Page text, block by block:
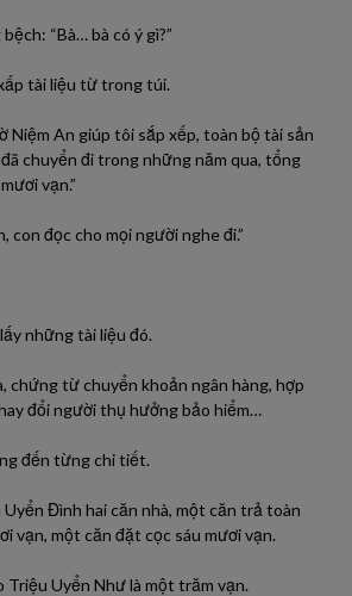
“Bà… bà có ý gì?”
tài liệu từ trong túi.
Niệm An giúp tôi sắp xếp, toàn bộ tài sản
chuyển đi trong những năm qua, tổng
vạn.”
con đọc cho mọi người nghe đi.”
những tài liệu đó.
chứng từ chuyển khoản ngân hàng, hợp
đổi người thụ hưởng bảo hiểm…
đến từng chi tiết.
Đình hai căn nhà, một căn trả toàn
vạn, một căn đặt cọc sáu mươi vạn.
Triệu Uyển Như là một trăm vạn.